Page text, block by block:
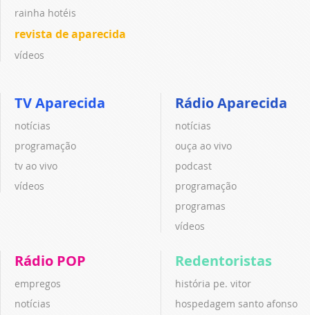
rainha hotéis
revista de aparecida
vídeos
TV Aparecida
notícias
programação
tv ao vivo
vídeos
Rádio Aparecida
notícias
ouça ao vivo
podcast
programação
programas
vídeos
Rádio POP
empregos
notícias
Redentoristas
história pe. vitor
hospedagem santo afonso